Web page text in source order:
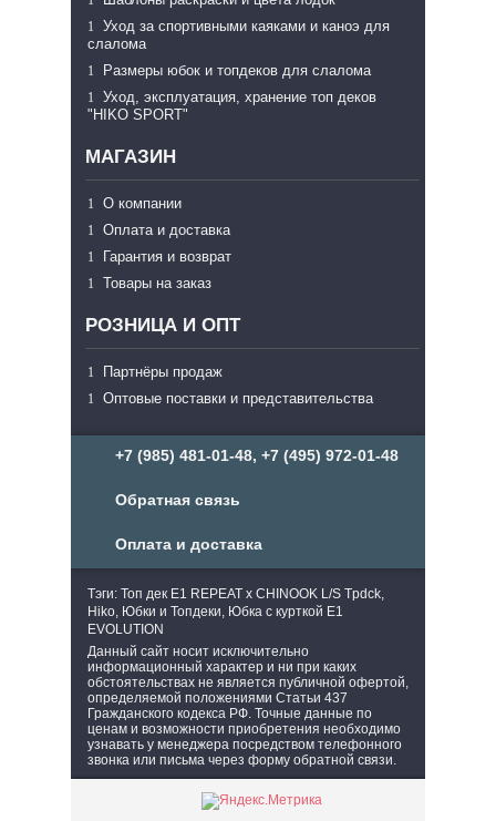
Уход за спортивными каяками и каноэ для
слалома
Размеры юбок и топдеков для слалома
Уход, эксплуатация, хранение топ деков
"HIKO SPORT"
МАГАЗИН
О компании
Оплата и доставка
Гарантия и возврат
Товары на заказ
РОЗНИЦА И ОПТ
Партнёры продаж
Оптовые поставки и представительства
+7 (985) 481-01-48, +7 (495) 972-01-48
Обратная связь
Оплата и доставка
Тэги: Топ дек E1 REPEAT x CHINOOK L/S Tpdck,
Hiko, Юбки и Топдеки, Юбка с курткой E1
EVOLUTION
Данный сайт носит исключительно
информационный характер и ни при каких
обстоятельствах не является публичной офертой,
определяемой положениями Статьи 437
Гражданского кодекса РФ. Точные данные по
ценам и возможности приобретения необходимо
узнавать у менеджера посредством телефонного
звонка или письма через форму обратной связи.